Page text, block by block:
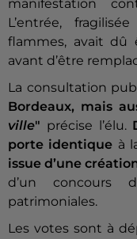
manifestation
L’entrée,
flammes, avait dû
avant d’être
La consultation
Bordeaux, mais
ville" précise l’élu.
porte identique à
issue d’une
d’un concours
patrimoniales.
Les votes sont à